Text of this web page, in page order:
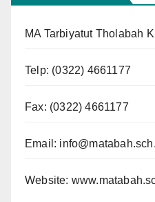
MA Tarbiyatut Tholabah
Telp: (0322) 4661177
Fax: (0322) 4661177
Email:
Website: